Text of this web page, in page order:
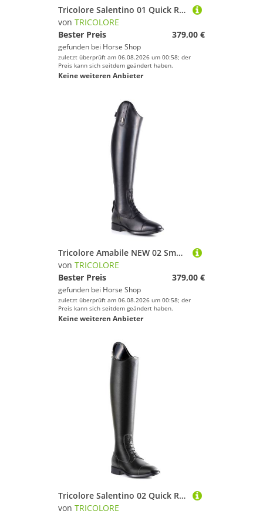
Tricolore Salentino 01 Quick Reitstiefel by DeNiro
von TRICOLORE
Bester Preis
379,00 €
gefunden bei Horse Shop
zuletzt überprüft am 06.08.2026 um 00:58; der
Preis kann sich seitdem geändert haben.
Keine weiteren Anbieter
Tricolore Amabile NEW 02 Smooth Glattleder Reitstiefel by DeNiro
von TRICOLORE
Bester Preis
379,00 €
gefunden bei Horse Shop
zuletzt überprüft am 06.08.2026 um 00:58; der
Preis kann sich seitdem geändert haben.
Keine weiteren Anbieter
Tricolore Salentino 02 Quick Reitstiefel by DeNiro
von TRICOLORE